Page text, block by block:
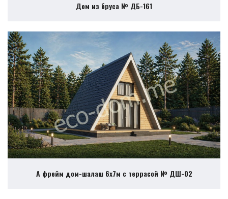
Дом из бруса № ДБ-161
А фрейм дом-шалаш 6х7м с террасой № ДШ-02